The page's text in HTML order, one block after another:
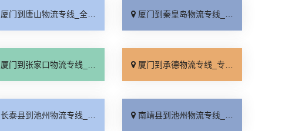
厦门到唐山物流专线_全境派送「收费介绍」 厦门到秦皇岛物流专线_高效运输「运保时效」
厦门到张家口物流专线_全境派送「多久能到」 厦门到承德物流专线_专业调车「合理收费」
长泰县到池州物流专线_门到门配送「诚信为先」 南靖县到池州物流专线_运费多少「定点发车」